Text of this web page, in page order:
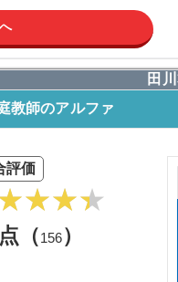
田
教師のアルファ
評価
（156）